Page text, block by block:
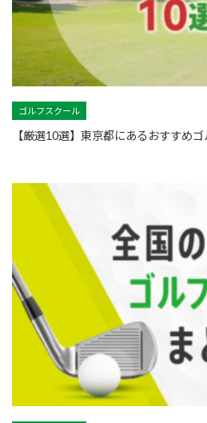
ゴルフスクール
【厳選10選】東京都にあるおすすめ